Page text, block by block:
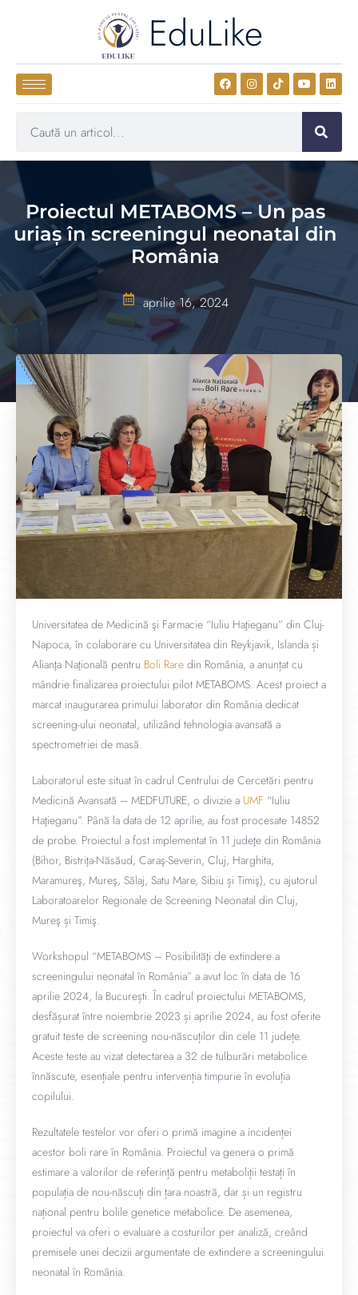
EduLike
Proiectul METABOMS – Un pas
uriaș în screeningul neonatal din
România
aprilie 16, 2024
Universitatea de Medicină şi Farmacie “Iuliu Haţieganu” din Cluj-
Napoca, în colaborare cu Universitatea din Reykjavik, Islanda și
Alianţa Naţională pentru Boli Rare din România, a anunțat cu
mândrie finalizarea proiectului pilot METABOMS. Acest proiect a
marcat inaugurarea primului laborator din România dedicat
screening-ului neonatal, utilizând tehnologia avansată a
spectrometriei de masă.
Laboratorul este situat în cadrul Centrului de Cercetări pentru
Medicină Avansată – MEDFUTURE, o divizie a UMF “Iuliu
Haţieganu”. Până la data de 12 aprilie, au fost procesate 14852
de probe. Proiectul a fost implementat în 11 judeţe din România
(Bihor, Bistriţa-Năsăud, Caraş-Severin, Cluj, Harghita,
Maramureş, Mureş, Sălaj, Satu Mare, Sibiu și Timiş), cu ajutorul
Laboratoarelor Regionale de Screening Neonatal din Cluj,
Mureş și Timiş.
Workshopul “METABOMS – Posibilităţi de extindere a
screeningului neonatal în România” a avut loc în data de 16
aprilie 2024, la București. În cadrul proiectului METABOMS,
desfășurat între noiembrie 2023 și aprilie 2024, au fost oferite
gratuit teste de screening nou-născuților din cele 11 județe.
Aceste teste au vizat detectarea a 32 de tulburări metabolice
înnăscute, esențiale pentru intervenția timpurie în evoluția
copilului.
Rezultatele testelor vor oferi o primă imagine a incidenței
acestor boli rare în România. Proiectul va genera o primă
estimare a valorilor de referință pentru metaboliții testați în
populația de nou-născuți din țara noastră, dar și un registru
național pentru bolile genetice metabolice. De asemenea,
proiectul va oferi o evaluare a costurilor per analiză, creând
premisele unei decizii argumentate de extindere a screeningului
neonatal în România.